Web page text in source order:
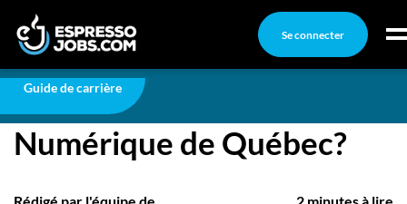
Se connecter
Connexion
Créez un compte
Recherchez un emploi
Guide de carrière
Carrière Que faire à la 2e Semaine Numérique de Québec?
Que faire à la 2e Semaine
Numérique de Québec?